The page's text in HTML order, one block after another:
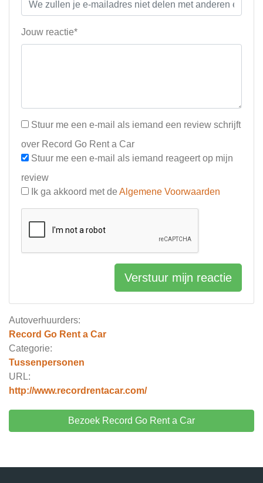
Autoverhuurders:
Record Go Rent a Car
Categorie:
Tussenpersonen
URL:
http://www.recordrentacar.com/
Bezoek Record Go Rent a Car
Jouw reactie*
Stuur me een e-mail als iemand een review schrijft
over Record Go Rent a Car
Stuur me een e-mail als iemand reageert op mijn
review
Ik ga akkoord met de Algemene Voorwaarden
Verstuur mijn reactie